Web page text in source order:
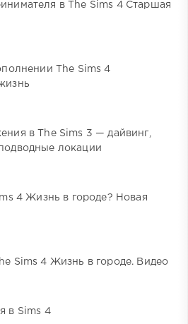
в The Sims 4 Старшая
The Sims 4
в The Sims 3 — дайвинг,
локации
4 Жизнь в городе? Новая
Sims 4 Жизнь в городе. Видео
в Sims 4